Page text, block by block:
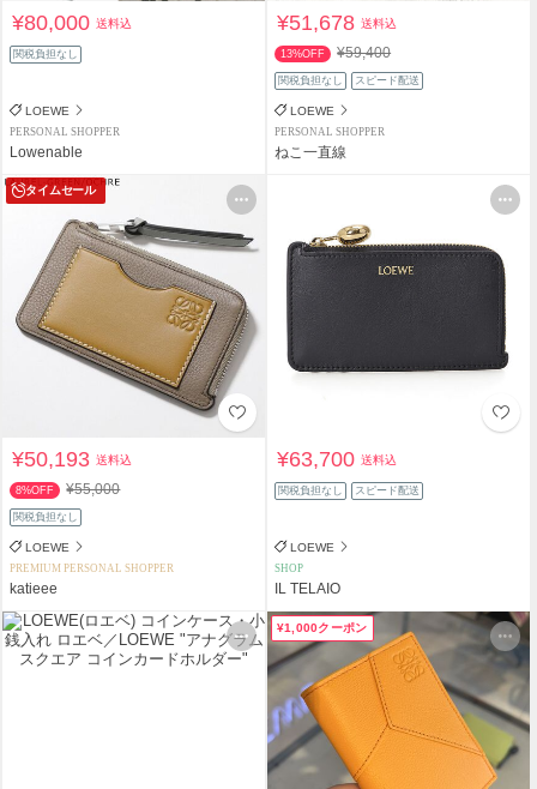
¥80,000送料込
関税負担なし
LOEWE
PERSONAL SHOPPER
Lowenable
¥51,678送料込
13%OFF ¥59,400
関税負担なし スピード配送
LOEWE
PERSONAL SHOPPER
ねこ一直線
タイムセール
¥50,193送料込
8%OFF ¥55,000
関税負担なし
LOEWE
PREMIUM PERSONAL SHOPPER
katieee
¥63,700送料込
関税負担なし スピード配送
LOEWE
SHOP
IL TELAIO
¥1,000クーポン